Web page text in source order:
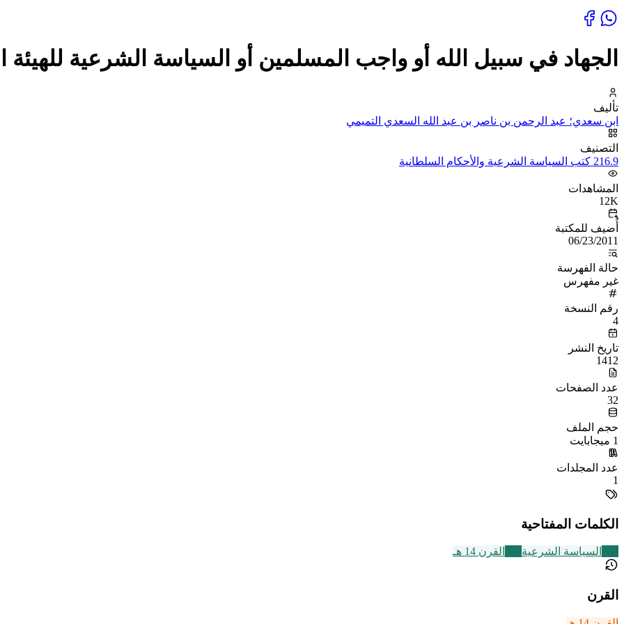
الجهاد في سبيل الله أو واجب المسلمين أو السياسة الشرعية للهيئة
تأليف
ابن سعدي؛ عبد الرحمن بن ناصر بن عبد الله السعدي التميمي
التصنيف
216.9 كتب السياسة الشرعية والأحكام السلطانية
المشاهدات
12K
أُضيف للمكتبة
06/23/2011
حالة الفهرسة
غير مفهرس
رقم النسخة
4
تاريخ النشر
1412
عدد الصفحات
32
حجم الملف
1 ميجابايت
عدد المجلدات
1
الكلمات المفتاحية
السياسة الشرعية القرن 14 هـ
القرن